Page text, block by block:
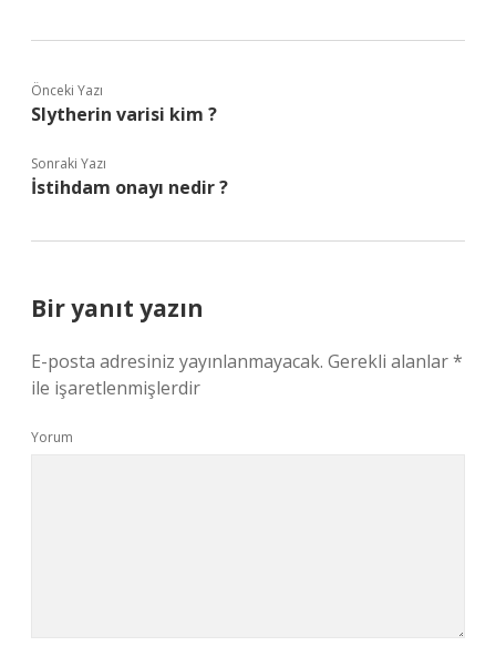
Önceki Yazı
Slytherin varisi kim ?
Sonraki Yazı
İstihdam onayı nedir ?
Bir yanıt yazın
E-posta adresiniz yayınlanmayacak. Gerekli alanlar*
ile işaretlenmişlerdir
Yorum